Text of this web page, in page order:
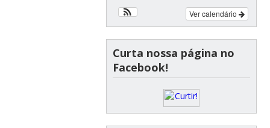
Ver calendário
Curta nossa página no
Facebook!